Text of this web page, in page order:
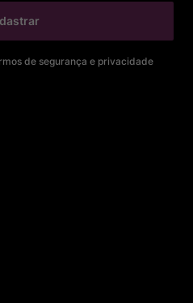
de segurança e privacidade